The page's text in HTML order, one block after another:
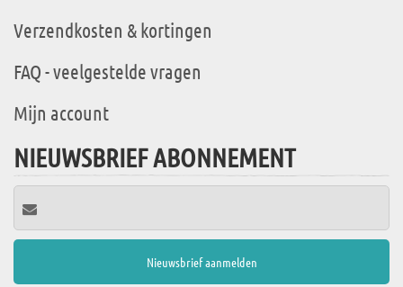
Verzendkosten & kortingen
FAQ - veelgestelde vragen
Mijn account
NIEUWSBRIEF ABONNEMENT